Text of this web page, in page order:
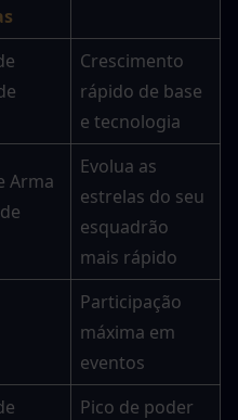
Crescimento
rápido de base
e tecnologia
Arma
Evolua as
estrelas do seu
esquadrão
mais rápido
Participação
máxima em
eventos
Pico de poder